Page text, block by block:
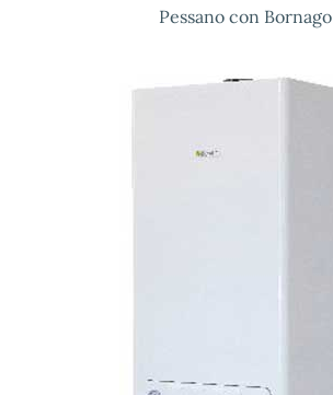
Pessano con Bornago